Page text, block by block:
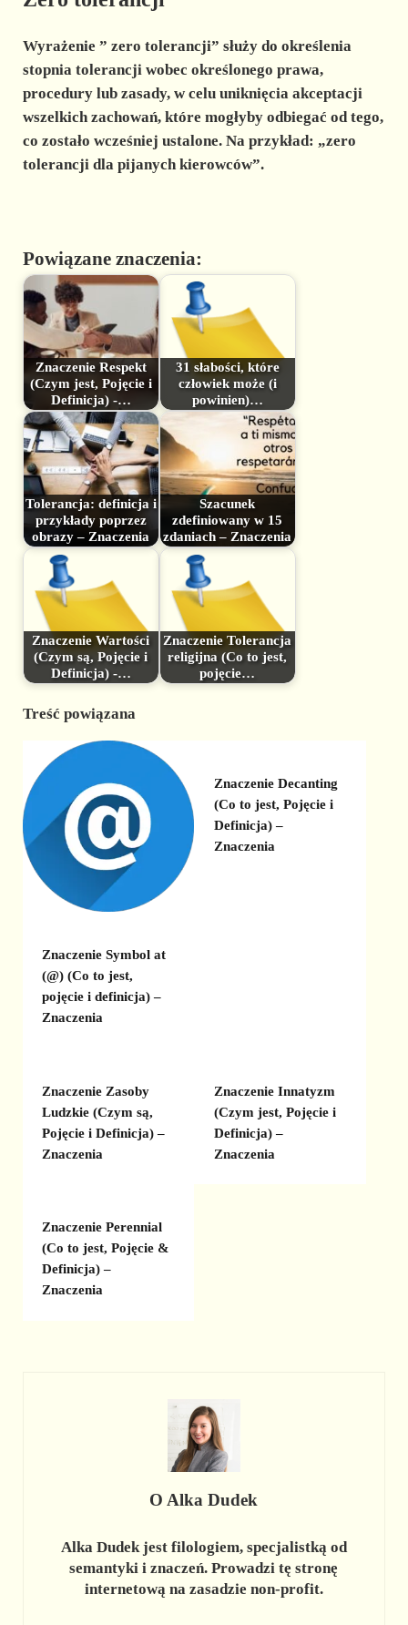
Wyrażenie ” zero tolerancji” służy do określenia
stopnia tolerancji wobec określonego prawa,
procedury lub zasady, w celu uniknięcia akceptacji
wszelkich zachowań, które mogłyby odbiegać od tego,
co zostało wcześniej ustalone. Na przykład: „zero
tolerancji dla pijanych kierowców”.
Powiązane znaczenia:
Znaczenie Respekt
(Czym jest, Pojęcie i
Definicja) -…
31 słabości, które
człowiek może (i
powinien)…
Tolerancja: definicja i
przykłady poprzez
obrazy – Znaczenia
Szacunek
zdefiniowany w 15
zdaniach – Znaczenia
Znaczenie Wartości
(Czym są, Pojęcie i
Definicja) -…
Znaczenie Tolerancja
religijna (Co to jest,
pojęcie…
Treść powiązana
Znaczenie Symbol at
(@) (Co to jest,
pojęcie i definicja) –
Znaczenia
Znaczenie Decanting
(Co to jest, Pojęcie i
Definicja) –
Znaczenia
Znaczenie Zasoby
Ludzkie (Czym są,
Pojęcie i Definicja) –
Znaczenia
Znaczenie Innatyzm
(Czym jest, Pojęcie i
Definicja) –
Znaczenia
Znaczenie Perennial
(Co to jest, Pojęcie &
Definicja) –
Znaczenia
O Alka Dudek
Alka Dudek jest filologiem, specjalistką od
semantyki i znaczeń. Prowadzi tę stronę
internetową na zasadzie non-profit.